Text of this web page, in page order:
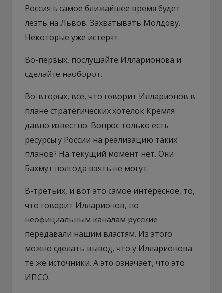
Россия в самое ближайшее время будет
лезть на Львов. Захватывать Молдову.
Некоторые уже истерят.
Во-первых, послушайте Илларионова и
сделайте наоборот.
Во-вторых, все, что говорит Илларионов в
плане стратегических хотелок Кремля
давно известно. Вопрос только есть
ресурсы у России на реализацию таких
планов? На текущий момент нет. Они
Бахмут полгода взять не могут.
В-третьих, и вот это самое интересное, то,
что говорит Илларионов, по
неофициальным каналам русские
передавали нашим властям. Из этого
можно сделать вывод, что у Илларионова
те же источники. А это означает, что это
ИПСО.